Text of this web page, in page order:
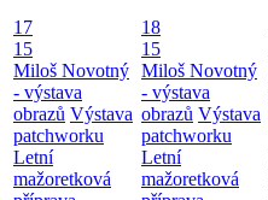
17
15
Miloš Novotný
- výstava
obrazů Výstava
patchworku
Letní
mažoretková
18
15
Miloš Novotný
- výstava
obrazů Výstava
patchworku
Letní
mažoretková